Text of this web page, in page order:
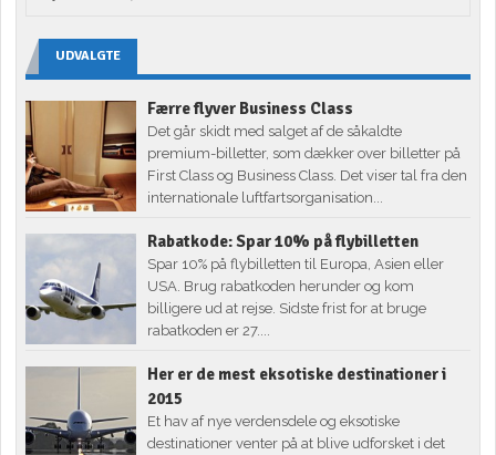
UDVALGTE
Færre flyver Business Class
Det går skidt med salget af de såkaldte
premium-billetter, som dækker over billetter på
First Class og Business Class. Det viser tal fra den
internationale luftfartsorganisation...
Rabatkode: Spar 10% på flybilletten
Spar 10% på flybilletten til Europa, Asien eller
USA. Brug rabatkoden herunder og kom
billigere ud at rejse. Sidste frist for at bruge
rabatkoden er 27....
Her er de mest eksotiske destinationer i
2015
Et hav af nye verdensdele og eksotiske
destinationer venter på at blive udforsket i det